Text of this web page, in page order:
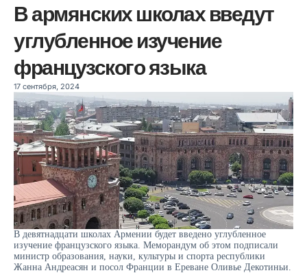
В армянских школах введут
углубленное изучение
французского языка
17 сентября, 2024
В девятнадцати школах Армении будет введено углубленное
изучение французского языка. Меморандум об этом подписали
министр образования, науки, культуры и спорта республики
Жанна Андреасян и посол Франции в Ереване Оливье Декотиньи.